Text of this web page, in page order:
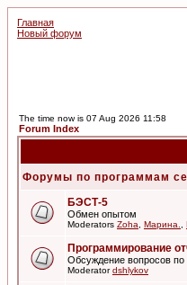
Главная
Новый форум
The time now is 07 Aug 2026 11:58
Forum Index
Форумы по программам
БЭСТ-5
Обмен опытом
Moderators Zoha Марина.
Программирование
Обсуждение вопросов по
Moderatordshlykov